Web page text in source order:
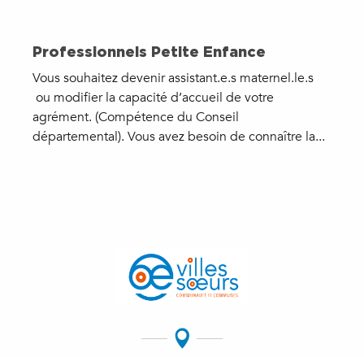
Professionnels Petite Enfance
Vous souhaitez devenir assistant.e.s maternel.le.s
ou modifier la capacité d’accueil de votre
agrément. (Compétence du Conseil
départemental). Vous avez besoin de connaître la...